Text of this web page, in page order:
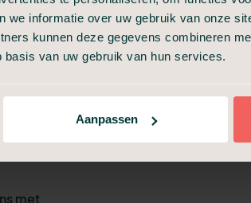
we informatie over uw gebruik van onze
kunnen deze gegevens combineren
van uw gebruik van hun services.
Aanpassen
wat
te
een
met